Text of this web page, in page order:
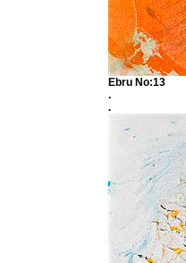
Ebru No:13
.
.